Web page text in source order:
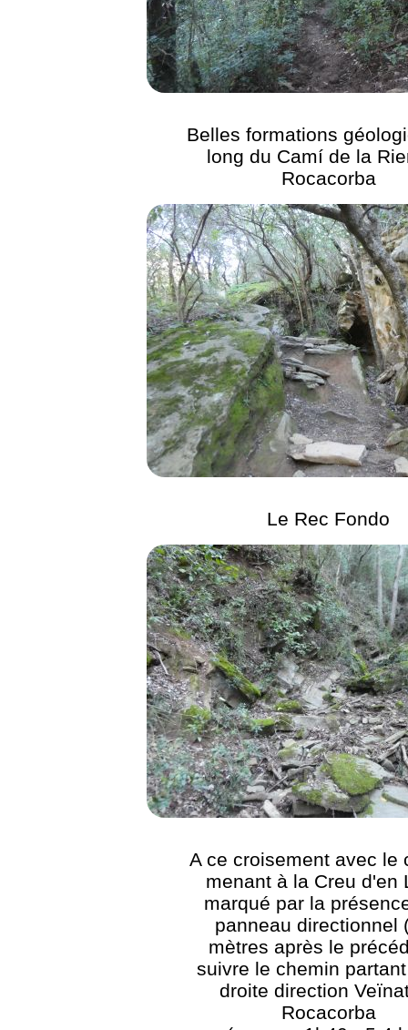
Belles formations
long du Camí de la
Rocacorba
Le Rec Fondo
A ce croisement avec le
menant à la Creu d'en
marqué par la
panneau directionnel
mètres après le
suivre le chemin
droite direction
Rocacorba